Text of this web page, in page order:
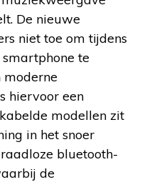
De nieuwe
niet toe om tijdens
te
moderne
hiervoor een
modellen zit
in het snoer
bluetooth-
de